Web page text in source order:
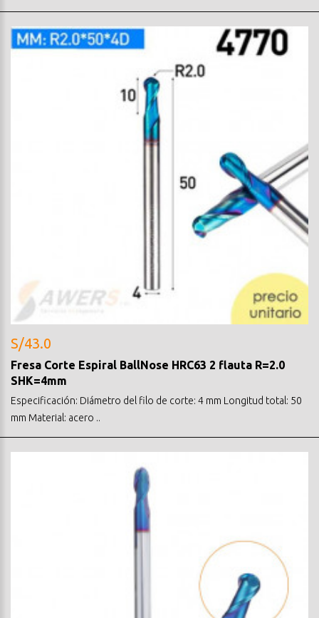
S/43.0
Fresa Corte Espiral BallNose HRC63 2 flauta R=2.0
SHK=4mm
Especificación: Diámetro del filo de corte: 4 mm Longitud total: 50
mm Material: acero ..